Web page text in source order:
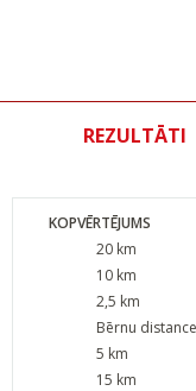
REZULTĀTI
KOPVĒRTĒJUMS
20 km
10 km
2,5 km
Bērnu distance
5 km
15 km